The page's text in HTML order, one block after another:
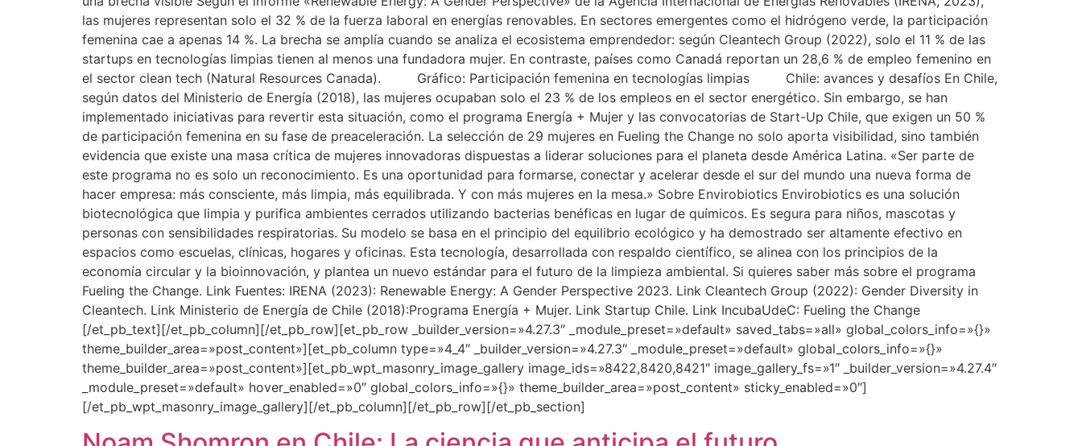
las mujeres representan solo el 32 % de la fuerza laboral en energías renovables. En sectores emergentes como el hidrógeno verde, la participación
femenina cae a apenas 14 %. La brecha se amplía cuando se analiza el ecosistema emprendedor: según Cleantech Group (2022), solo el 11 % de las
startups en tecnologías limpias tienen al menos una fundadora mujer. En contraste, países como Canadá reportan un 28,6 % de empleo femenino en
el sector clean tech (Natural Resources Canada). Gráfico: Participación femenina en tecnologías limpias Chile: avances y desafíos En Chile,
según datos del Ministerio de Energía (2018), las mujeres ocupaban solo el 23 % de los empleos en el sector energético. Sin embargo, se han
implementado iniciativas para revertir esta situación, como el programa Energía + Mujer y las convocatorias de Start-Up Chile, que exigen un 50 %
de participación femenina en su fase de preaceleración. La selección de 29 mujeres en Fueling the Change no solo aporta visibilidad, sino también
evidencia que existe una masa crítica de mujeres innovadoras dispuestas a liderar soluciones para el planeta desde América Latina. «Ser parte de
este programa no es solo un reconocimiento. Es una oportunidad para formarse, conectar y acelerar desde el sur del mundo una nueva forma de
hacer empresa: más consciente, más limpia, más equilibrada. Y con más mujeres en la mesa.» Sobre Envirobiotics Envirobiotics es una solución
biotecnológica que limpia y purifica ambientes cerrados utilizando bacterias benéficas en lugar de químicos. Es segura para niños, mascotas y
personas con sensibilidades respiratorias. Su modelo se basa en el principio del equilibrio ecológico y ha demostrado ser altamente efectivo en
espacios como escuelas, clínicas, hogares y oficinas. Esta tecnología, desarrollada con respaldo científico, se alinea con los principios de la
economía circular y la bioinnovación, y plantea un nuevo estándar para el futuro de la limpieza ambiental. Si quieres saber más sobre el programa
Fueling the Change. Link Fuentes: IRENA (2023): Renewable Energy: A Gender Perspective 2023. Link Cleantech Group (2022): Gender Diversity in
Cleantech. Link Ministerio de Energía de Chile (2018):Programa Energía + Mujer. Link Startup Chile. Link IncubaUdeC: Fueling the Change
[/et_pb_text][/et_pb_column][/et_pb_row][et_pb_row _builder_version=»4.27.3″ _module_preset=»default» saved_tabs=»all» global_colors_info=»{}»
theme_builder_area=»post_content»][et_pb_column type=»4_4″ _builder_version=»4.27.3″ _module_preset=»default» global_colors_info=»{}»
theme_builder_area=»post_content»][et_pb_wpt_masonry_image_gallery image_ids=»8422,8420,8421″ image_gallery_fs=»1″ _builder_version=»4.27.4″
_module_preset=»default» hover_enabled=»0″ global_colors_info=»{}» theme_builder_area=»post_content» sticky_enabled=»0″]
[/et_pb_wpt_masonry_image_gallery][/et_pb_column][/et_pb_row][/et_pb_section]